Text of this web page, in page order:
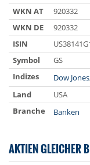
WKN AT
920332
WKN DE
920332
ISIN
Symbol
GS
Indizes
Dow Jones
Land
USA
Branche
Banken
AKTIEN GLEICHER